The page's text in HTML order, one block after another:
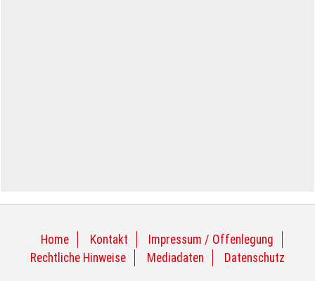
Home Kontakt
Impressum / Offenlegung
Rechtliche Hinweise
Mediadaten Datenschutz